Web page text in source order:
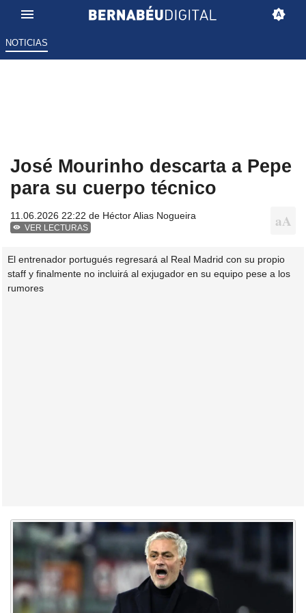
NOTICIAS
José Mourinho descarta a Pepe
para su cuerpo técnico
11.06.2026 22:22 de Héctor Alias Nogueira
VER LECTURAS
El entrenador portugués regresará al Real Madrid con su propio
staff y finalmente no incluirá al exjugador en su equipo pese a los
rumores